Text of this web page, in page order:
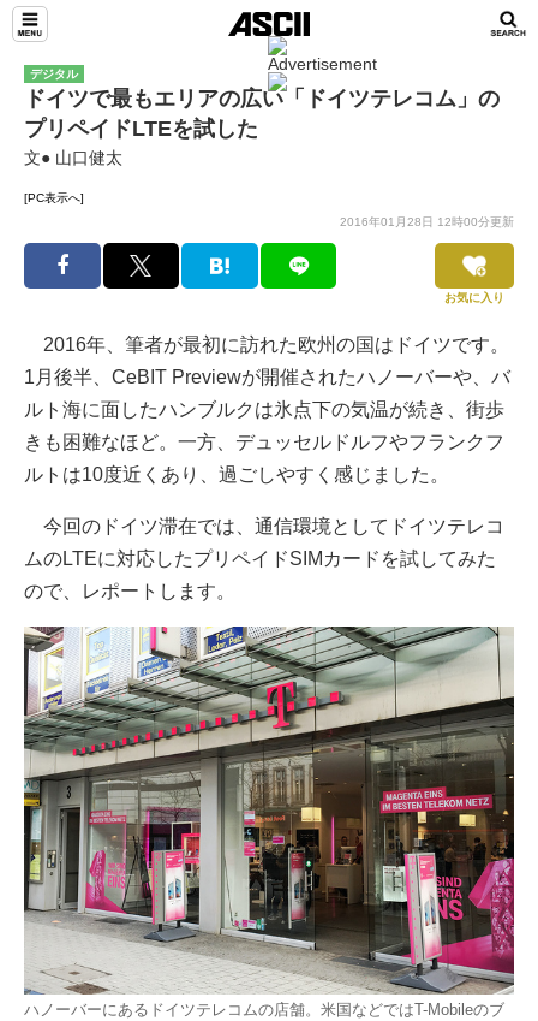
デジタル
ドイツで最もエリアの広い「ドイツテレコム」の
プリペイドLTEを試した
文● 山口健太
[PC表示へ]
2016年01月28日 12時00分更新
お気に入り
2016年、筆者が最初に訪れた欧州の国はドイツです。
1月後半、CeBIT Previewが開催されたハノーバーや、バ
ルト海に面したハンブルクは氷点下の気温が続き、街歩
きも困難なほど。一方、デュッセルドルフやフランクフ
ルトは10度近くあり、過ごしやすく感じました。
今回のドイツ滞在では、通信環境としてドイツテレコ
ムのLTEに対応したプリペイドSIMカードを試してみた
ので、レポートします。
ハノーバーにあるドイツテレコムの店舗。米国などではT-Mobileのブ